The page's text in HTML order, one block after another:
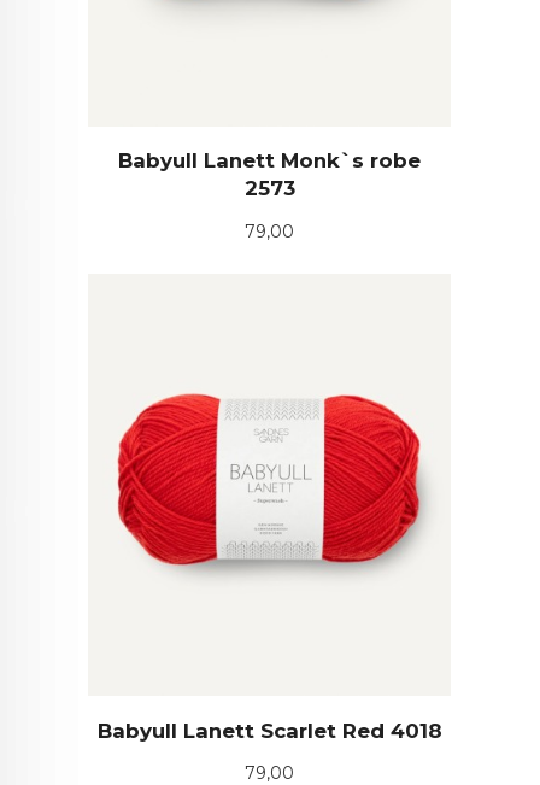
Babyull Lanett Monk`s robe
2573
Pris
79,00
Babyull Lanett Scarlet Red 4018
Pris
79,00